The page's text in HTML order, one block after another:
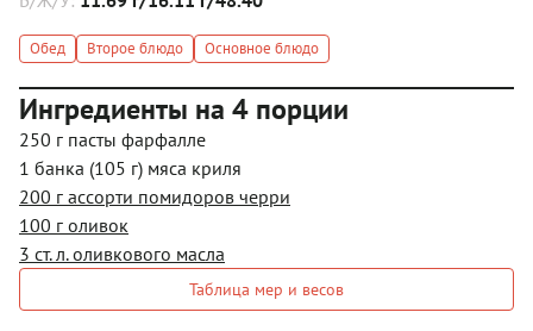
Обед Второе блюдо Основное блюдо
Ингредиенты на 4 порции
250 г пасты фарфалле
1 банка (105 г) мяса криля
200 г ассорти помидоров черри
100 г оливок
3 ст. л. оливкового масла
Таблица мер и весов